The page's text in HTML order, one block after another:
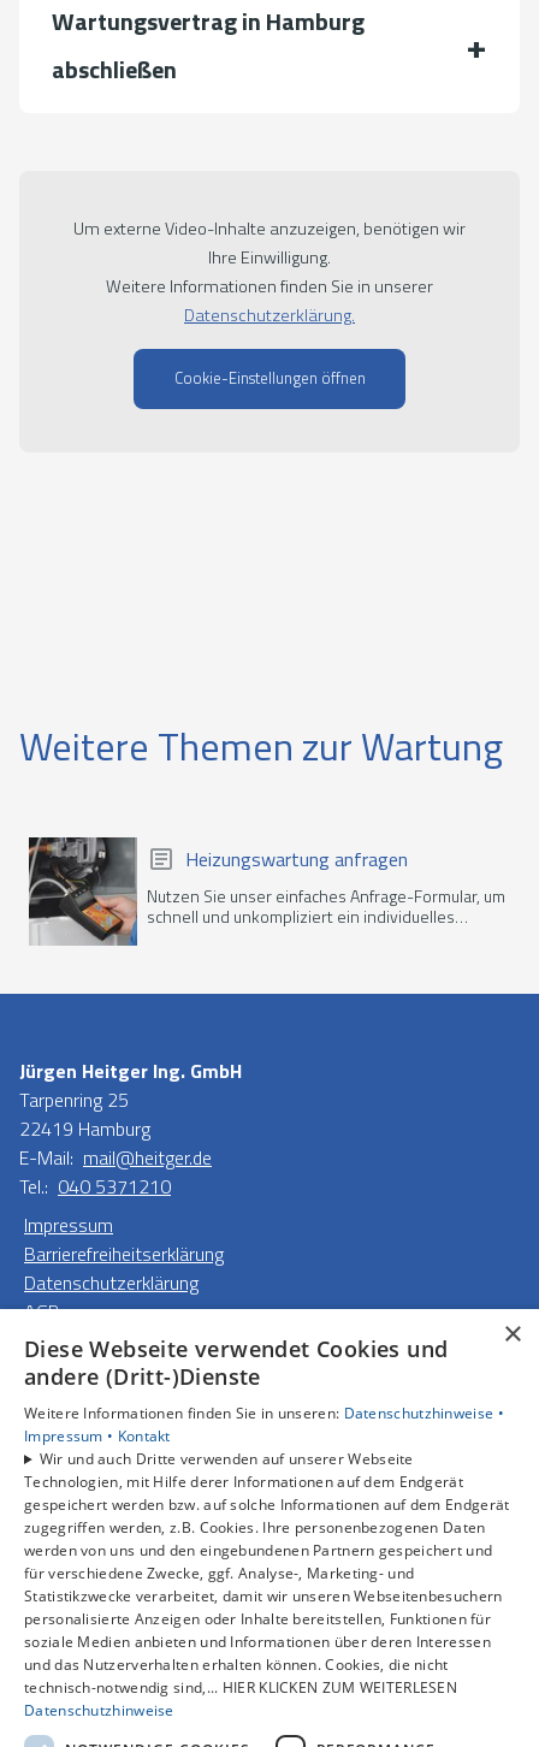
Wartungsvertrag in Hamburg
abschließen
Um externe Video-Inhalte anzuzeigen, benötigen wir
Ihre Einwilligung.
Weitere Informationen finden Sie in unserer
Datenschutzerklärung.
Cookie-Einstellungen öffnen
Weitere Themen zur Wartung
Heizungswartung anfragen
Nutzen Sie unser einfaches Anfrage-Formular, um
schnell und unkompliziert ein individuelles
Jürgen Heitger Ing. GmbH
Tarpenring 25
22419 Hamburg
E-Mail: mail@heitger.de
Tel.: 040 5371210
Impressum
Barrierefreiheitserklärung
Datenschutzerklärung
AGB
Unsere Bereiche
Privatkunden
Gewerbekunden
Karriere
Unternehmen
Kontakt
×
Diese Webseite verwendet Cookies und
andere (Dritt-)Dienste
Weitere Informationen finden Sie in unseren: Datenschutzhinweise •
Impressum • Kontakt
Wir und auch Dritte verwenden auf unserer Webseite
Technologien, mit Hilfe derer Informationen auf dem Endgerät
gespeichert werden bzw. auf solche Informationen auf dem Endgerät
zugegriffen werden, z.B. Cookies. Ihre personenbezogenen Daten
werden von uns und den eingebundenen Partnern gespeichert und
für verschiedene Zwecke, ggf. Analyse-, Marketing- und
Statistikzwecke verarbeitet, damit wir unseren Webseitenbesuchern
personalisierte Anzeigen oder Inhalte bereitstellen, Funktionen für
soziale Medien anbieten und Informationen über deren Interessen
und das Nutzerverhalten erhalten können. Cookies, die nicht
technisch-notwendig sind,... HIER KLICKEN ZUM WEITERLESEN
Datenschutzhinweise